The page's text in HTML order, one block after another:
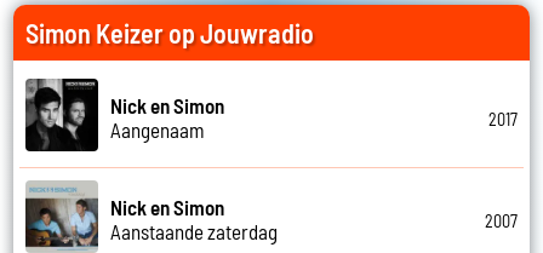
Simon Keizer op Jouwradio
Nick en Simon
Aangenaam
2017
Nick en Simon
Aanstaande zaterdag
2007